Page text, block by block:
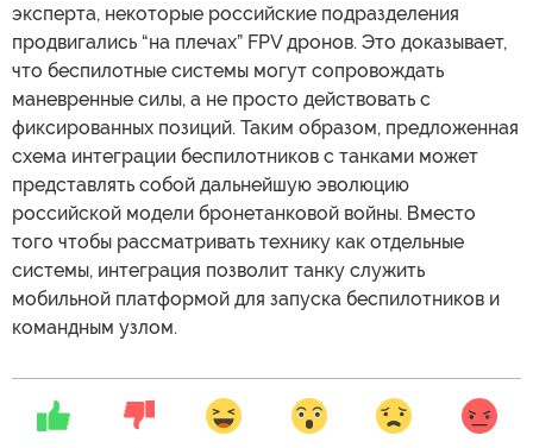
эксперта, некоторые российские подразделения
продвигались “на плечах” FPV дронов. Это доказывает,
что беспилотные системы могут сопровождать
маневренные силы, а не просто действовать с
фиксированных позиций. Таким образом, предложенная
схема интеграции беспилотников с танками может
представлять собой дальнейшую эволюцию
российской модели бронетанковой войны. Вместо
того чтобы рассматривать технику как отдельные
системы, интеграция позволит танку служить
мобильной платформой для запуска беспилотников и
командным узлом.